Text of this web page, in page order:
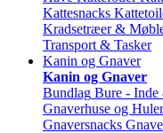
Kattesnacks
Kradsetræer &
Transport & Tasker
Kanin og Gnaver
Kanin og Gnaver
Bundlag Bure - Inde
Gnaverhuse og Huler
Gnaversnacks